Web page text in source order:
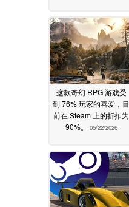
这款奇幻 RPG 游戏受
到 76% 玩家的喜爱，目
前在 Steam 上的折扣为
90%。
05/22/2026